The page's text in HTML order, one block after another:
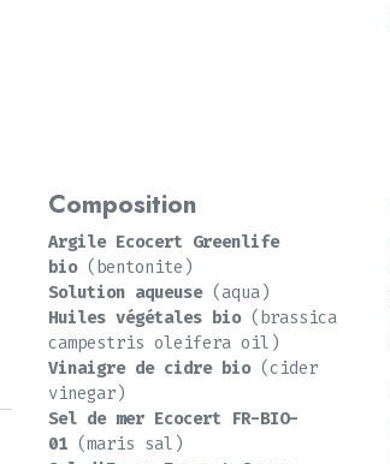
Composition
Argile Ecocert Greenlife
bio (bentonite)
Solution aqueuse(aqua)
Huiles végétales bio(brassica
campestris oleifera oil)
Vinaigre de cidre bio(cider
vinegar)
Sel de mer Ecocert FR-BIO-
01 (maris sal)